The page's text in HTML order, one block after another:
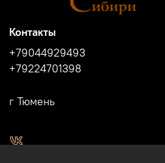
Контакты
+79044929493
+79224701398
г Тюмень